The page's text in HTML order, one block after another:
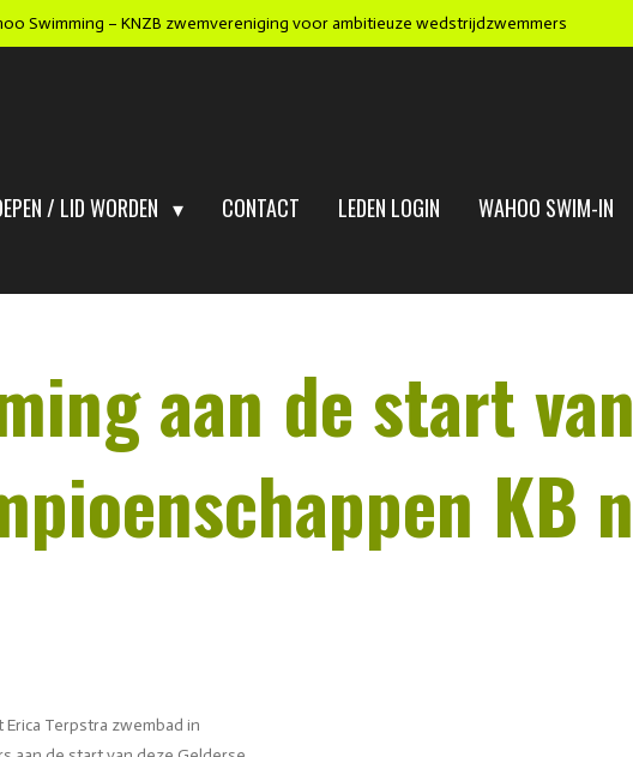
Swimming – KNZB zwemvereniging voor ambitieuze wedstrijdzwemmers
/ LID WORDEN CONTACT LEDEN LOGIN WAHOO SWIM-IN
aan de start
KB
Terpstra zwembad in